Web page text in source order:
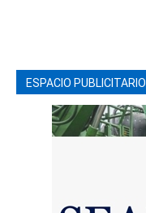
ESPACIO PUBLICITARIO